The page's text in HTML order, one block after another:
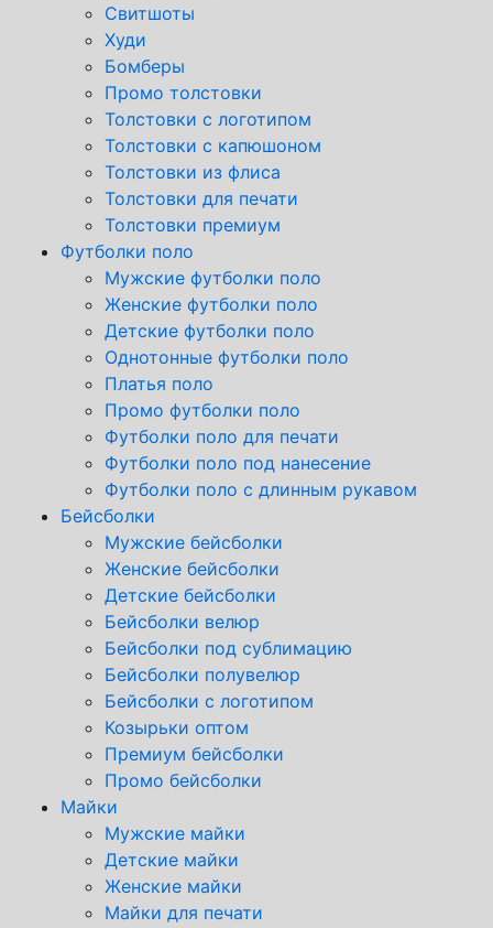
Свитшоты
Худи
Бомберы
Промо толстовки
Толстовки с логотипом
Толстовки с капюшоном
Толстовки из флиса
Толстовки для печати
Толстовки премиум
Футболки поло
Мужские футболки поло
Женские футболки поло
Детские футболки поло
Однотонные футболки поло
Платья поло
Промо футболки поло
Футболки поло для печати
Футболки поло под нанесение
Футболки поло с длинным рукавом
Бейсболки
Мужские бейсболки
Женские бейсболки
Детские бейсболки
Бейсболки велюр
Бейсболки под сублимацию
Бейсболки полувелюр
Бейсболки с логотипом
Козырьки оптом
Премиум бейсболки
Промо бейсболки
Майки
Мужские майки
Детские майки
Женские майки
Майки для печати